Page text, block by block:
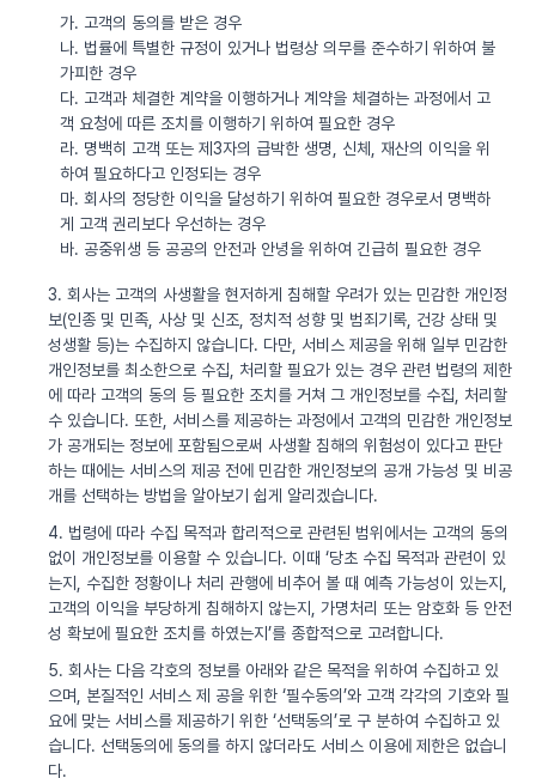
가. 고객의 동의를 받은 경우
나. 법률에 특별한 규정이 있거나 법령상 의무를 준수하기 위하여 불
가피한 경우
다. 고객과 체결한 계약을 이행하거나 계약을 체결하는 과정에서 고
객 요청에 따른 조치를 이행하기 위하여 필요한 경우
라. 명백히 고객 또는 제3자의 급박한 생명, 신체, 재산의 이익을 위
하여 필요하다고 인정되는 경우
마. 회사의 정당한 이익을 달성하기 위하여 필요한 경우로서 명백하
게 고객 권리보다 우선하는 경우
바. 공중위생 등 공공의 안전과 안녕을 위하여 긴급히 필요한 경우
3. 회사는 고객의 사생활을 현저하게 침해할 우려가 있는 민감한 개인정
보(인종 및 민족, 사상 및 신조, 정치적 성향 및 범죄기록, 건강 상태 및
성생활 등)는 수집하지 않습니다. 다만, 서비스 제공을 위해 일부 민감한
개인정보를 최소한으로 수집, 처리할 필요가 있는 경우 관련 법령의 제한
에 따라 고객의 동의 등 필요한 조치를 거쳐 그 개인정보를 수집, 처리할
수 있습니다. 또한, 서비스를 제공하는 과정에서 고객의 민감한 개인정보
가 공개되는 정보에 포함됨으로써 사생활 침해의 위험성이 있다고 판단
하는 때에는 서비스의 제공 전에 민감한 개인정보의 공개 가능성 및 비공
개를 선택하는 방법을 알아보기 쉽게 알리겠습니다.
4. 법령에 따라 수집 목적과 합리적으로 관련된 범위에서는 고객의 동의
없이 개인정보를 이용할 수 있습니다. 이때 ‘당초 수집 목적과 관련이 있
는지, 수집한 정황이나 처리 관행에 비추어 볼 때 예측 가능성이 있는지,
고객의 이익을 부당하게 침해하지 않는지, 가명처리 또는 암호화 등 안전
성 확보에 필요한 조치를 하였는지’를 종합적으로 고려합니다.
5. 회사는 다음 각호의 정보를 아래와 같은 목적을 위하여 수집하고 있
으며, 본질적인 서비스 제 공을 위한 ‘필수동의’와 고객 각각의 기호와 필
요에 맞는 서비스를 제공하기 위한 ‘선택동의’로 구 분하여 수집하고 있
습니다. 선택동의에 동의를 하지 않더라도 서비스 이용에 제한은 없습니
다.